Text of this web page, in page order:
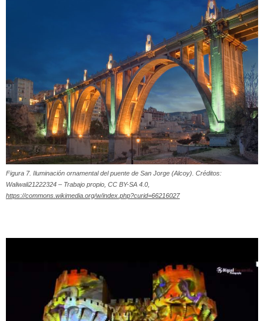
Figura 7. Iluminación ornamental del puente de San Jorge (Alcoy). Créditos:
Waliwali21222324 – Trabajo propio, CC BY-SA 4.0,
https://commons.wikimedia.org/w/index.php?curid=66216027